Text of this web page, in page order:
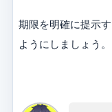
期限を明確に提示
ようにしましょう。